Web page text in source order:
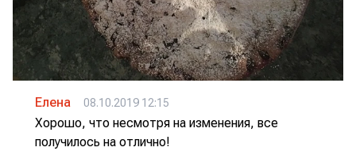
Елена 08.10.2019 12:15
Хорошо, что несмотря на изменения, все
получилось на отлично!